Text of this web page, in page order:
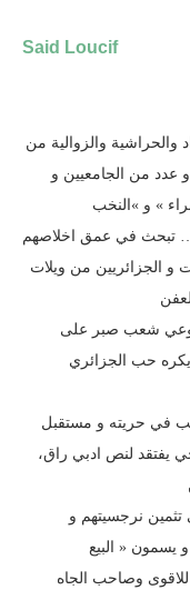
Said Loucif
والحراشية والزوالية من
و عدد من الجامعيين و
… تبحث في عمق اخلاصهم
الجزائريين من ويلات
وعي شعب صبر على
حب الجزائري
في حريته و مستقبل
يفتقد لنص ادبي راق،
تثمين نرجسيتهم و
يسمون « البيع
للاقوى وصاحب الجاه